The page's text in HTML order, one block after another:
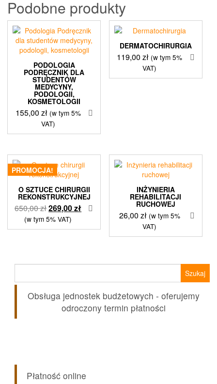
Podobne produkty
PODOLOGIA
PODRĘCZNIK DLA
STUDENTÓW
MEDYCYNY,
PODOLOGII,
KOSMETOLOGII
155,00 zł (w tym 5%
VAT)
DERMATOCHIRURGIA
119,00zł (w tym 5%
VAT)
PROMOCJA!
O SZTUCE CHIRURGII
REKONSTRUKCYJNEJ
650,00złPierwotna
cena
wynosiła:
269,00złAktualna
wynosi:
269,00 zł.
(w tym 5% VAT)
INŻYNIERIA
REHABILITACJI
RUCHOWEJ
26,00 zł (w tym 5%
VAT)
Obsługa jednostek budżetowych - oferujemy
odroczony termin płatności
Płatność online